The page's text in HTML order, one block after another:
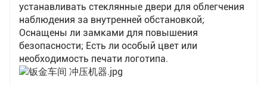
устанавливать стеклянные двери для облегчения
наблюдения за внутренней обстановкой;
Оснащены ли замками для повышения
безопасности; Есть ли особый цвет или
необходимость печати логотипа.